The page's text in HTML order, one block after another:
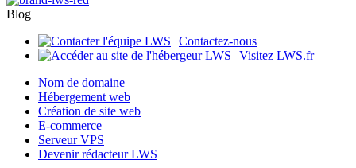
Blog
Contactez-nous
Visitez LWS.fr
Nom de domaine
Hébergement web
Création de site web
E-commerce
Serveur VPS
Devenir rédacteur LWS